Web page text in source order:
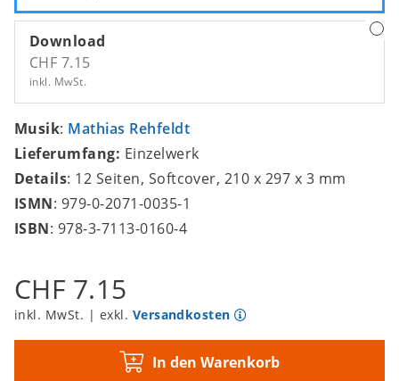
Download
CHF 7.15
inkl. MwSt.
Musik: Mathias Rehfeldt
Lieferumfang: Einzelwerk
Details: 12 Seiten, Softcover, 210 x 297 x 3 mm
ISMN: 979-0-2071-0035-1
ISBN: 978-3-7113-0160-4
CHF 7.15
inkl. MwSt. | exkl. Versandkosten
In den Warenkorb